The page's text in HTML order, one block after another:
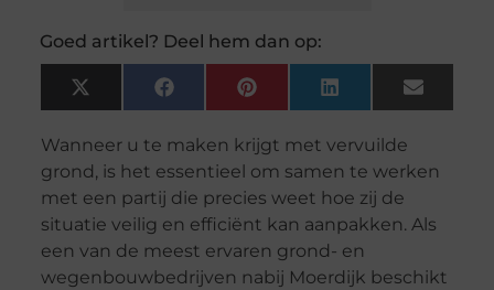
Goed artikel? Deel hem dan op:
X
(Twitter)
FacebookPinterest LinkedIn Email
Wanneer u te maken krijgt met vervuilde
grond, is het essentieel om samen te werken
met een partij die precies weet hoe zij de
situatie veilig en efficiënt kan aanpakken. Als
een van de meest ervaren grond- en
wegenbouwbedrijven nabij Moerdijk beschikt